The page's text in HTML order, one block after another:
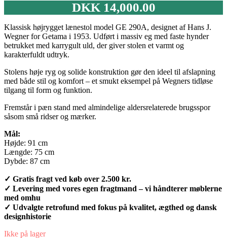
DKK14,000.00
Klassisk højrygget lænestol model GE 290A, designet af Hans J.
Wegner for Getama i 1953. Udført i massiv eg med faste hynder
betrukket med karrygult uld, der giver stolen et varmt og
karakterfuldt udtryk.
Stolens høje ryg og solide konstruktion gør den ideel til afslapning
med både stil og komfort – et smukt eksempel på Wegners tidløse
tilgang til form og funktion.
Fremstår i pæn stand med almindelige aldersrelaterede brugsspor
såsom små ridser og mærker.
Mål:
Højde: 91 cm
Længde: 75 cm
Dybde: 87 cm
✓ Gratis fragt ved køb over 2.500 kr.
✓ Levering med vores egen fragtmand – vi håndterer møblerne
med omhu
✓ Udvalgte retrofund med fokus på kvalitet, ægthed og dansk
designhistorie
Ikke på lager